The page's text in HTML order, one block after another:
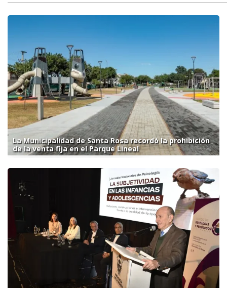
La Municipalidad de Santa Rosa recordó la prohibición
de la venta fija en el Parque Lineal